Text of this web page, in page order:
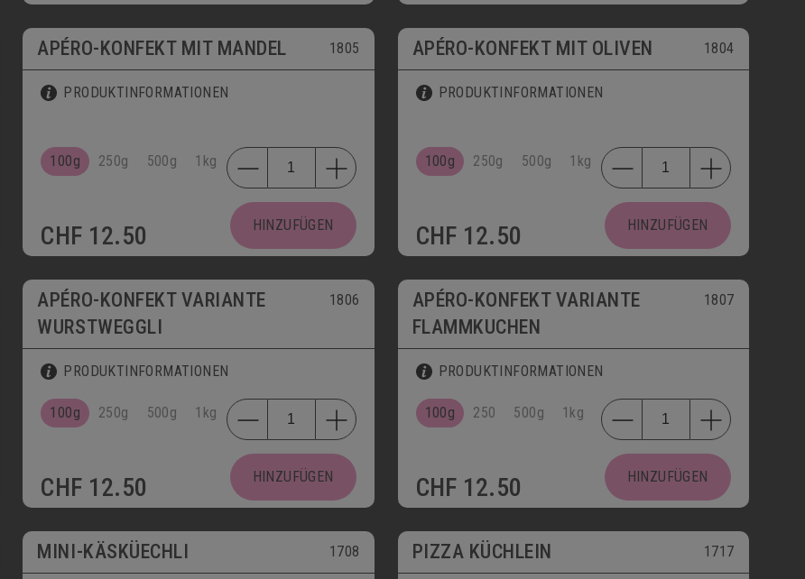
APÉRO-KONFEKT MIT MANDEL 1805
PRODUKTINFORMATIONEN
100g 250g 500g 1kg
CHF 12.50 HINZUFÜGEN
APÉRO-KONFEKT MIT OLIVEN 1804
PRODUKTINFORMATIONEN
100g 250g 500g 1kg
CHF 12.50 HINZUFÜGEN
APÉRO-KONFEKT VARIANTE
WURSTWEGGLI
1806
PRODUKTINFORMATIONEN
100g 250g 500g 1kg
CHF 12.50 HINZUFÜGEN
APÉRO-KONFEKT VARIANTE
FLAMMKUCHEN
1807
PRODUKTINFORMATIONEN
100g 250 500g 1kg
CHF 12.50 HINZUFÜGEN
MINI-KÄSKÜECHLI 1708
bis 30.09.
PIZZA KÜCHLEIN 1717